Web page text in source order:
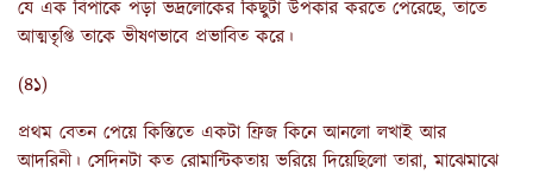
যে এক বিপাকে পড়া ভদ্রলোকের কিছুটা উপকার করতে পেরেছে, তাতে
আত্মতৃপ্তি তাকে ভীষণভাবে প্রভাবিত করে।
(৪১)
প্রথম বেতন পেয়ে কিস্তিতে একটা ফ্রিজ কিনে আনলো লখাই আর
আদরিনী। সেদিনটা কত রোমান্টিকতায় ভরিয়ে দিয়েছিলো তারা, মাঝেমাঝে